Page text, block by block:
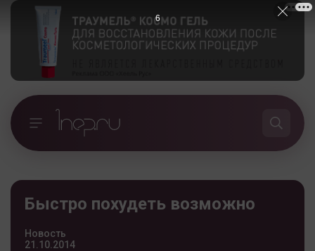
Быстро похудеть возможно
Новость
21.10.2014
5